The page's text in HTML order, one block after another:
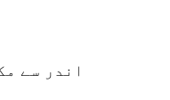
اندر سے